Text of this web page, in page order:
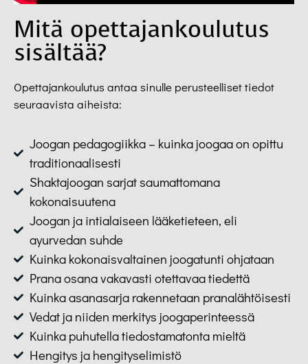
Mitä opettajankoulutus
sisältää?
Opettajankoulutus antaa sinulle perusteelliset tiedot
seuraavista aiheista:
Joogan pedagogiikka – kuinka joogaa on opittu
traditionaalisesti
Shaktajoogan sarjat saumattomana
kokonaisuutena
Joogan ja intialaiseen lääketieteen, eli
ayurvedan suhde
Kuinka kokonaisvaltainen joogatunti ohjataan
Prana osana vakavasti otettavaa tiedettä
Kuinka asanasarja rakennetaan pranalähtöisesti
Vedat ja niiden merkitys joogaperinteessä
Kuinka puhutella tiedostamatonta mieltä
Hengitys ja hengityselimistö